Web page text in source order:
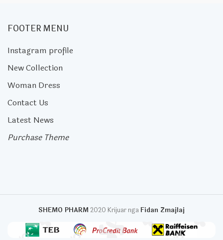
FOOTER MENU
Instagram profile
New Collection
Woman Dress
Contact Us
Latest News
Purchase Theme
SHEMO PHARM 2020 Krijuar ngaFidan Zmajlaj